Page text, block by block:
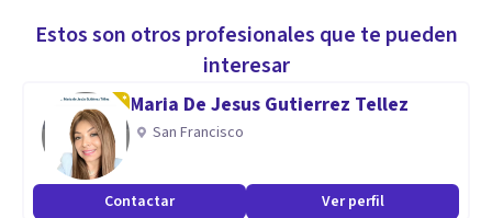
Estos son otros profesionales que te pueden
interesar
Maria De Jesus Gutierrez Tellez
San Francisco
Contactar Ver perfil